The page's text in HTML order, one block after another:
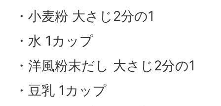
・小麦粉 大さじ2分の1
・水 1カップ
・洋風粉末だし 大さじ2分の1
・豆乳 1カップ